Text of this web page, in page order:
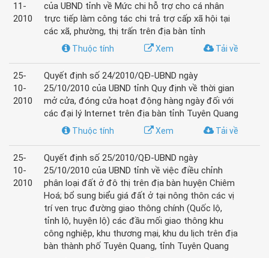
11-
2010
của UBND tỉnh về Mức chi hỗ trợ cho cá nhân
trực tiếp làm công tác chi trả trợ cấp xã hội tại
các xã, phường, thị trấn trên địa bàn tỉnh
Tải về
Xem
Thuộc tính
25-
10-
2010
Quyết định số 24/2010/QĐ-UBND ngày
25/10/2010 của UBND tỉnh Quy định về thời gian
mở cửa, đóng cửa hoạt động hàng ngày đối với
các đại lý Internet trên địa bàn tỉnh Tuyên Quang
Tải về
Xem
Thuộc tính
25-
10-
2010
Quyết định số 25/2010/QĐ-UBND ngày
25/10/2010 của UBND tỉnh về việc điều chỉnh
phân loại đất ở đô thị trên địa bàn huyện Chiêm
Hoá; bổ sung biểu giá đất ở tại nông thôn các vị
trí ven trục đường giao thông chính (Quốc lộ,
tỉnh lộ, huyện lộ) các đầu mối giao thông khu
công nghiệp, khu thương mại, khu du lịch trên địa
bàn thành phố Tuyên Quang, tỉnh Tuyên Quang